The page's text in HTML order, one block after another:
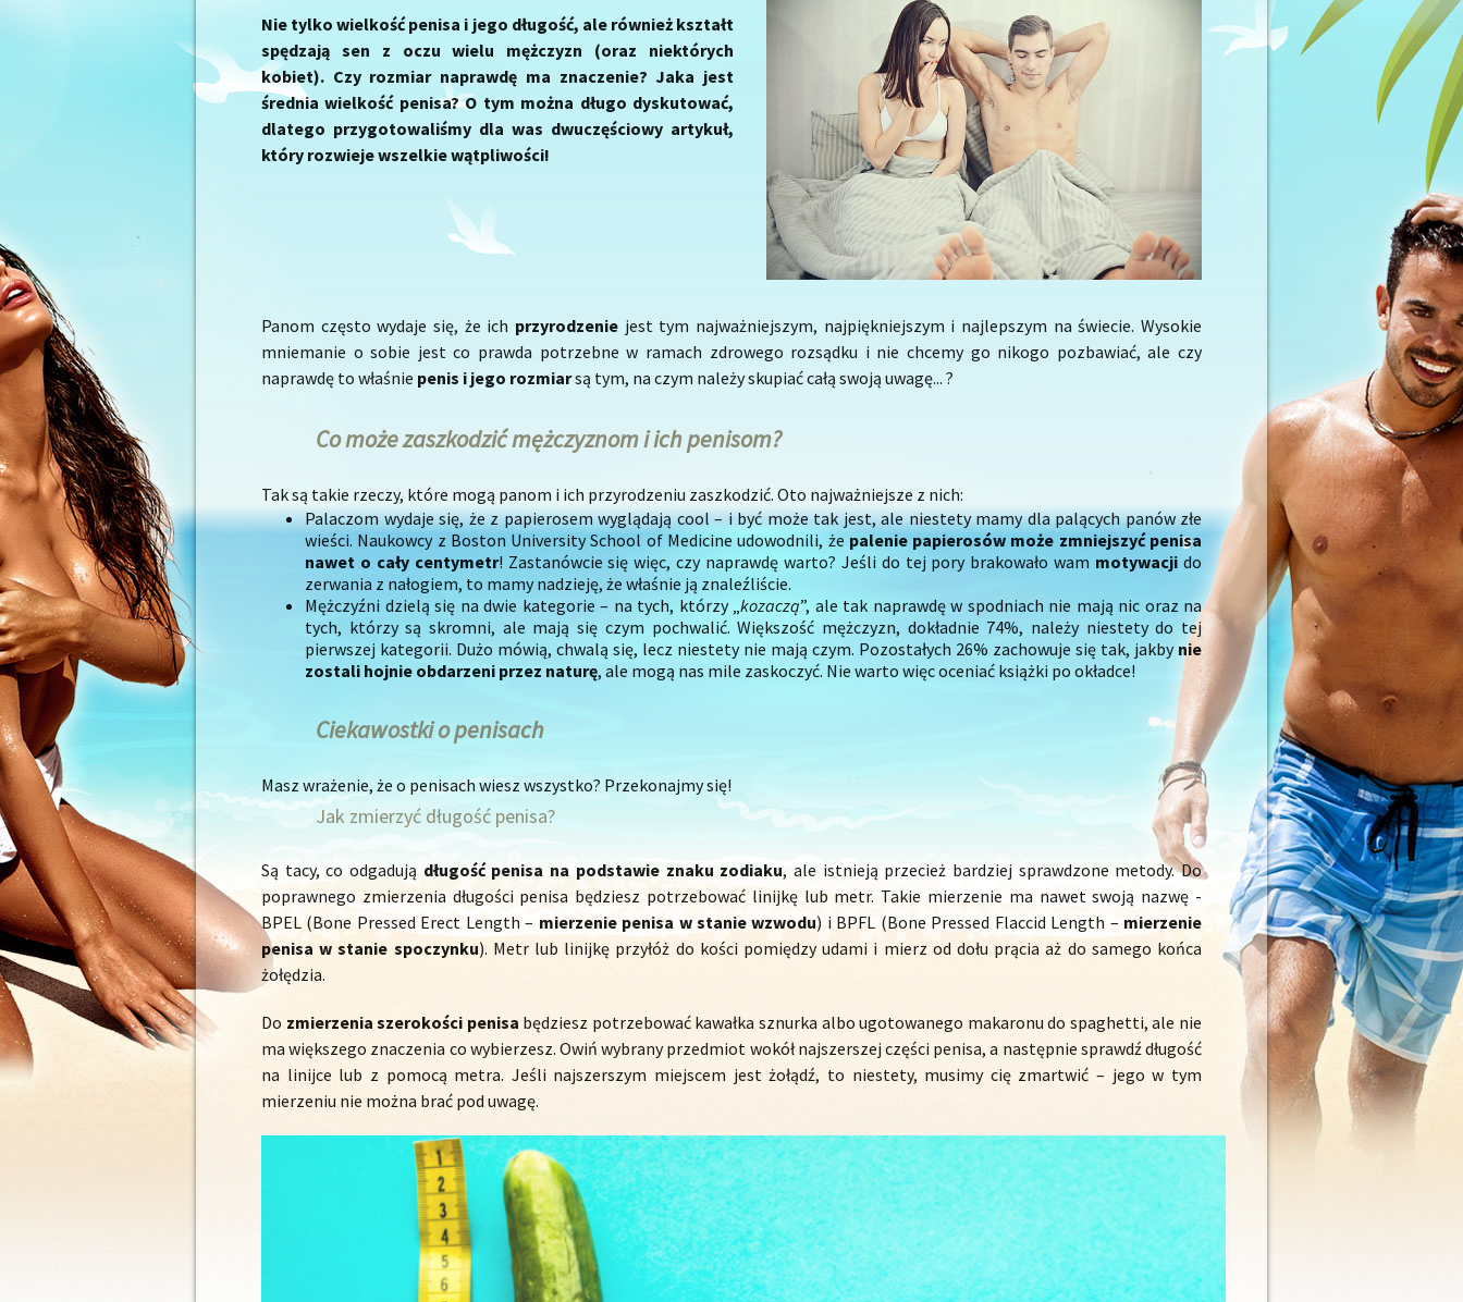
Nie tylko wielkość penisa i jego długość, ale również kształt
spędzają sen z oczu wielu mężczyzn (oraz niektórych
kobiet). Czy rozmiar naprawdę ma znaczenie? Jaka jest
średnia wielkość penisa? O tym można długo dyskutować,
dlatego przygotowaliśmy dla was dwuczęściowy artykuł,
który rozwieje wszelkie wątpliwości!
Panom często wydaje się, że ich przyrodzenie jest tym najważniejszym, najpiękniejszym i najlepszym na świecie. Wysokie
mniemanie o sobie jest co prawda potrzebne w ramach zdrowego rozsądku i nie chcemy go nikogo pozbawiać, ale czy
naprawdę to właśnie penis i jego rozmiarsą tym, na czym należy skupiać całą swoją uwagę... ?
Co może zaszkodzić mężczyznom i ich penisom?
Tak są takie rzeczy, które mogą panom i ich przyrodzeniu zaszkodzić. Oto najważniejsze z nich:
Palaczom wydaje się, że z papierosem wyglądają cool – i być może tak jest, ale niestety mamy dla palących panów złe
wieści. Naukowcy z Boston University School of Medicine udowodnili, że palenie papierosów może zmniejszyć penisa
nawet o cały centymetr! Zastanówcie się więc, czy naprawdę warto? Jeśli do tej pory brakowało wam motywacji do
zerwania z nałogiem, to mamy nadzieję, że właśnie ją znaleźliście.
Mężczyźni dzielą się na dwie kategorie – na tych, którzy „kozaczą”, ale tak naprawdę w spodniach nie mają nic oraz na
tych, którzy są skromni, ale mają się czym pochwalić. Większość mężczyzn, dokładnie 74%, należy niestety do tej
pierwszej kategorii. Dużo mówią, chwalą się, lecz niestety nie mają czym. Pozostałych 26% zachowuje się tak, jakby nie
zostali hojnie obdarzeni przez naturę, ale mogą nas mile zaskoczyć. Nie warto więc oceniać książki po okładce!
Ciekawostki o penisach
Masz wrażenie, że o penisach wiesz wszystko? Przekonajmy się!
Jak zmierzyć długość penisa?
Są tacy, co odgadują długość penisa na podstawie znaku zodiaku, ale istnieją przecież bardziej sprawdzone metody. Do
poprawnego zmierzenia długości penisa będziesz potrzebować linijkę lub metr. Takie mierzenie ma nawet swoją nazwę -
BPEL (Bone Pressed Erect Length – mierzenie penisa w stanie wzwodu) i BPFL (Bone Pressed Flaccid Length – mierzenie
penisa w stanie spoczynku). Metr lub linijkę przyłóż do kości pomiędzy udami i mierz od dołu prącia aż do samego końca
żołędzia.
Do zmierzenia szerokości penisa będziesz potrzebować kawałka sznurka albo ugotowanego makaronu do spaghetti, ale nie
ma większego znaczenia co wybierzesz. Owiń wybrany przedmiot wokół najszerszej części penisa, a następnie sprawdź długość
na linijce lub z pomocą metra. Jeśli najszerszym miejscem jest żołądź, to niestety, musimy cię zmartwić – jego w tym
mierzeniu nie można brać pod uwagę.